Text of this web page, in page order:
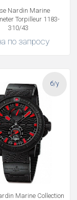
Nardin Marine
Torpilleur 1183-
310/43
по запросу
б/у
Marine Collection